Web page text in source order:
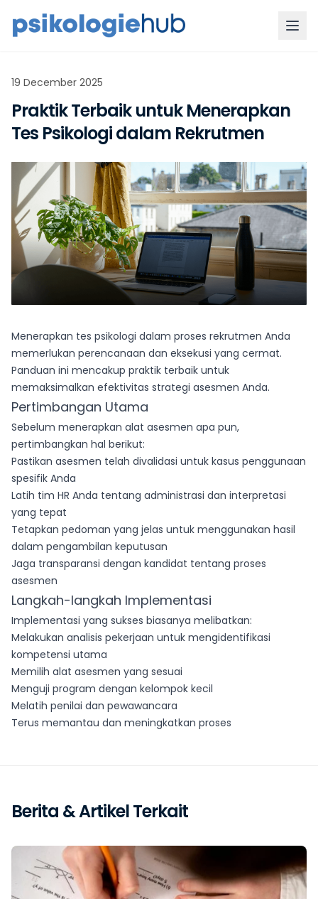
19 December 2025
Praktik Terbaik untuk Menerapkan
Tes Psikologi dalam Rekrutmen
Menerapkan tes psikologi dalam proses rekrutmen Anda
memerlukan perencanaan dan eksekusi yang cermat.
Panduan ini mencakup praktik terbaik untuk
memaksimalkan efektivitas strategi asesmen Anda.
Pertimbangan Utama
Sebelum menerapkan alat asesmen apa pun,
pertimbangkan hal berikut:
Pastikan asesmen telah divalidasi untuk kasus penggunaan
spesifik Anda
Latih tim HR Anda tentang administrasi dan interpretasi
yang tepat
Tetapkan pedoman yang jelas untuk menggunakan hasil
dalam pengambilan keputusan
Jaga transparansi dengan kandidat tentang proses
asesmen
Langkah-langkah Implementasi
Implementasi yang sukses biasanya melibatkan:
Melakukan analisis pekerjaan untuk mengidentifikasi
kompetensi utama
Memilih alat asesmen yang sesuai
Menguji program dengan kelompok kecil
Melatih penilai dan pewawancara
Terus memantau dan meningkatkan proses
Berita & Artikel Terkait